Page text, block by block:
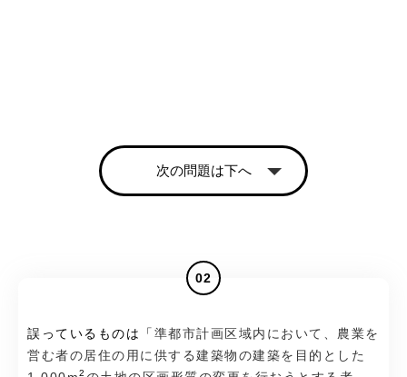
次の問題は下へ
02
誤っているものは「 準都市計画区域内において、農業を
営む者の居住の用に供する建築物の建築を目的とした
2